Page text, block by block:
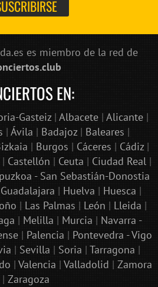
es miembro de la red de
EN:
Gasteiz| Albacete| Alicante|
| Ávila | Badajoz| Baleares |
| Burgos | Cáceres | Cádiz|
Castellón | Ceuta | Ciudad Real|
- San Sebastián-Donostia
Guadalajara | Huelva | Huesca |
| Las Palmas | León | Lleida |
| Melilla | Murcia | Navarra -
| Palencia | Pontevedra - Vigo
| Sevilla | Soria | Tarragona |
| Valencia | Valladolid | Zamora
| Zaragoza